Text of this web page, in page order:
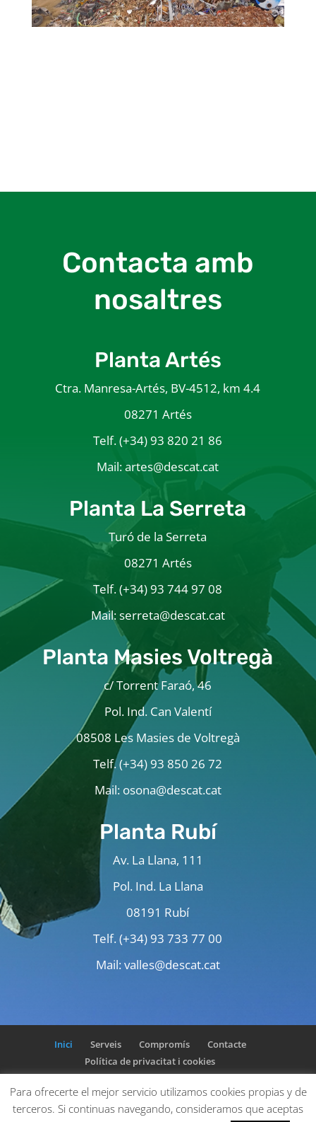
Contacta amb
nosaltres
Planta Artés
Ctra. Manresa-Artés, BV-4512, km 4.4
08271 Artés
Telf. (+34) 93 820 21 86
Mail: artes@descat.cat
Planta La Serreta
Turó de la Serreta
08271 Artés
Telf. (+34) 93 744 97 08
Mail: serreta@descat.cat
Planta Masies Voltregà
c/ Torrent Faraó, 46
Pol. Ind. Can Valentí
08508 Les Masies de Voltregà
Telf. (+34) 93 850 26 72
Mail: osona@descat.cat
Planta Rubí
Av. La Llana, 111
Pol. Ind. La Llana
08191 Rubí
Telf. (+34) 93 733 77 00
Mail: valles@descat.cat
Inici Serveis Compromís
Contacte
Política de privacitat i cookies
Planta Artés - 93 820 21 86 · Planta La Serreta -93 744
97 08 · Planta Masies Voltregà - 93 857 26 89 · Planta
Para ofrecerte el mejor servicio utilizamos cookies propias y de
terceros. Si continuas navegando, consideramos que aceptas